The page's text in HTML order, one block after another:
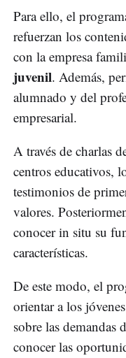
Para ello, el
refuerzan los
con la empresa
juvenil. Además,
alumnado y del
empresarial.
A través de charlas
centros educativos,
testimonios de
valores.
conocer in situ su
características.
De este modo, el
orientar a los
sobre las demandas
conocer las